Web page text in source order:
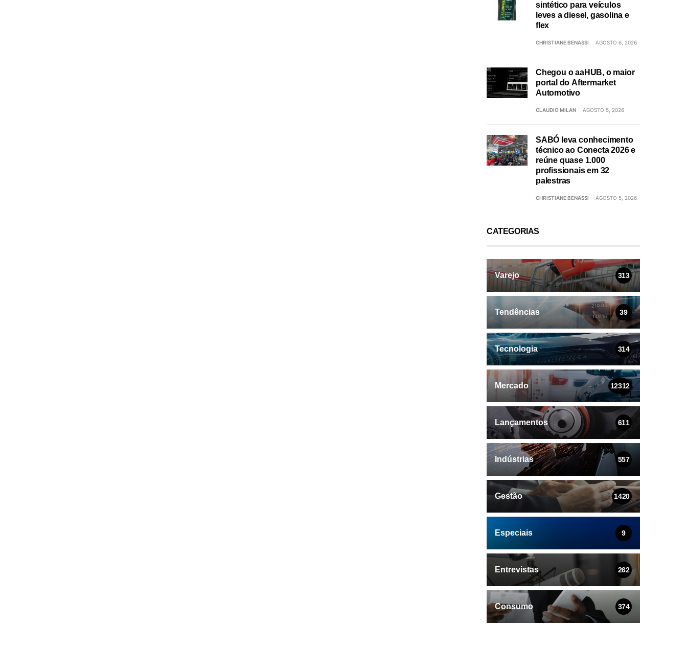
sintético para veículos
leves a diesel, gasolina e
flex
CHRISTIANE BENASSI AGOSTO 6, 2026
Chegou o aaHUB, o maior
portal do Aftermarket
Automotivo
CLAUDIO MILAN AGOSTO 5, 2026
SABÓ leva conhecimento
técnico ao Conecta 2026 e
reúne quase 1.000
profissionais em 32
palestras
CHRISTIANE BENASSI AGOSTO 5, 2026
CATEGORIAS
Varejo 313
Tendências 39
Tecnologia 314
Mercado 12312
Lançamentos 611
Indústrias 557
Gestão 1420
Especiais 9
Entrevistas 262
Consumo 374